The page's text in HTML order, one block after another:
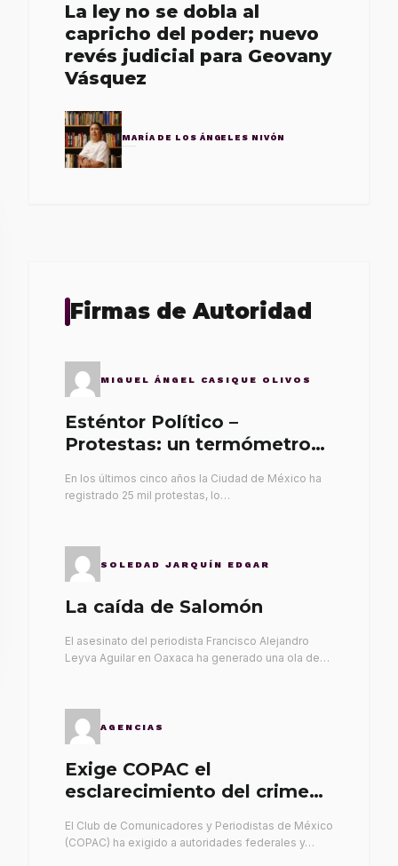
La ley no se dobla al
capricho del poder; nuevo
revés judicial para Geovany
Vásquez
MARÍA DE LOS ÁNGELES NIVÓN
Firmas de Autoridad
MIGUEL ÁNGEL CASIQUE OLIVOS
Esténtor Político –
Protestas: un termómetro
En los últimos cinco años la Ciudad de México ha
registrado 25 mil protestas, lo…
SOLEDAD JARQUÍN EDGAR
La caída de Salomón
El asesinato del periodista Francisco Alejandro
Leyva Aguilar en Oaxaca ha generado una ola de…
AGENCIAS
Exige COPAC el
esclarecimiento del crimen
El Club de Comunicadores y Periodistas de México
(COPAC) ha exigido a autoridades federales y…